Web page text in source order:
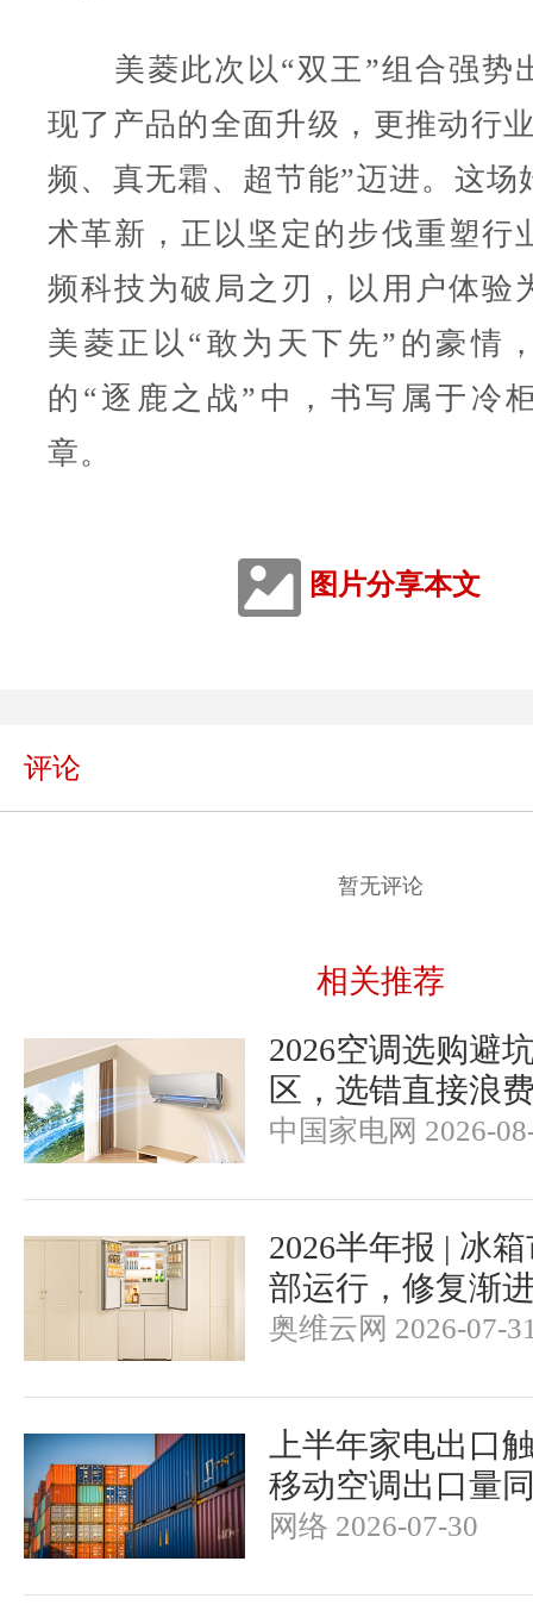
美菱此次以“双王”组合强势
现了产品的全面升级，更推动行
频、真无霜、超节能”迈进。这场
术革新，正以坚定的步伐重塑行
频科技为破局之刃，以用户体验
美菱正以“敢为天下先”的豪情
的“逐鹿之战”中，书写属于冷
章。
图片分享本文
评论
暂无评论
相关推荐
2026空调选购避
区，选错直接浪
中国家电网 2026-
2026半年报 | 冰
部运行，修复渐
奥维云网 2026-07-
上半年家电出口
移动空调出口量
网络 2026-07-30